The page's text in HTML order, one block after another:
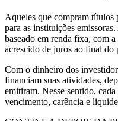
Aqueles que compram títulos
para as instituições
baseado em renda fixa, com
acrescido de juros ao final do
Com o dinheiro dos
financiam suas atividades,
emitiram. Nesse sentido,
vencimento, carência e